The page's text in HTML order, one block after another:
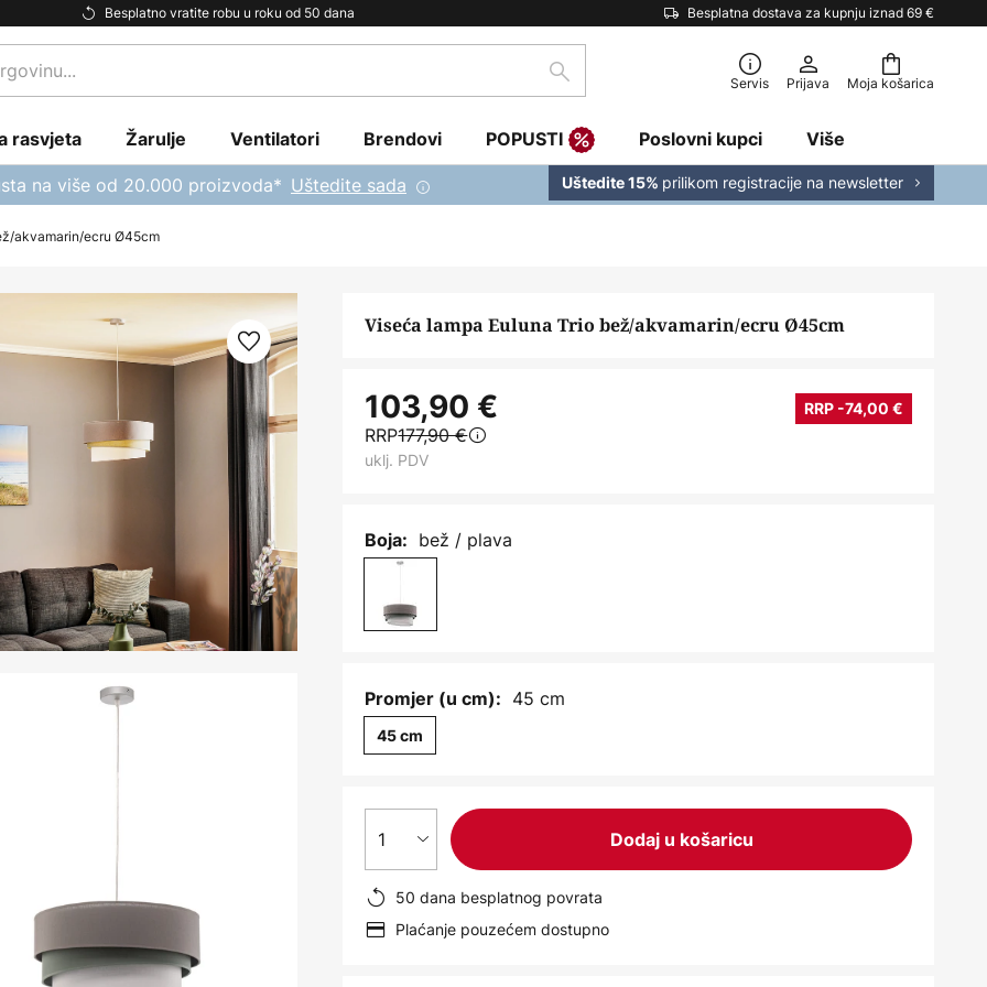
Besplatno vratite robu u roku od 50 dana Besplatna dostava za kupnju iznad 69 €
Moja košarica
traži Servis Prijava
rasvjeta Žarulje Ventilatori Brendovi POPUSTI Poslovni kupci Više
na više od 20.000 proizvoda* Uštedite sada Uštedite 15% prilikom registracije na newsletter
akvamarin/ecru Ø45cm
Viseća lampa Euluna Trio bež/akvamarin/ecru Ø45cm
103,90 € RRP -74,00 €
RRP177,90 €
uklj. PDV
Boja: bež / plava
Promjer (u cm): 45 cm
45 cm
1 Dodaj u košaricu
50 dana besplatnog povrata
Plaćanje pouzećem dostupno